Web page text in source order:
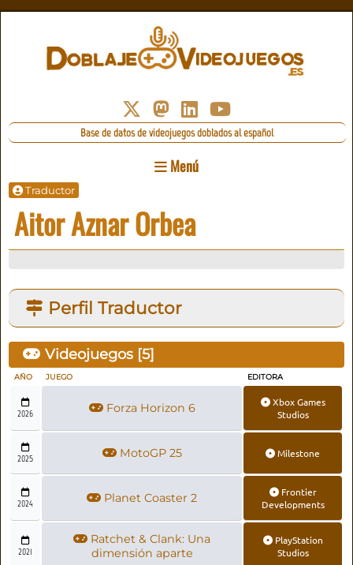
Base de datos de videojuegos doblados al español
Menú
Traductor
Aitor Aznar Orbea
Perfil Traductor
Videojuegos [5]
AÑO JUEGO EDITORA
2026 Forza Horizon 6
Xbox Games
Studios
2025 MotoGP 25 Milestone
2024 Planet Coaster 2
Frontier
Developments
2021
Ratchet & Clank: Una
dimensión aparte
PlayStation
Studios